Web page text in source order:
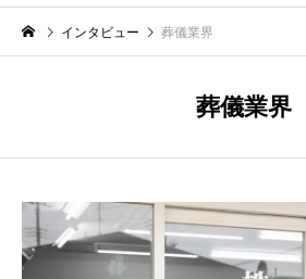
インタビュー 葬儀業界
葬儀業界